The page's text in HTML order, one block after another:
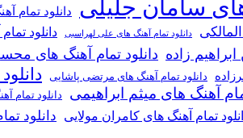
سامان جلیلی دانلود تمام
دانلود تمام آهنگ های علی لهراسبی دانلود
زاده دانلود تمام آهنگ های
دانلود تمام آهنگ های مرتضی پاشایی
آهنگ های میثم ابراهیمی دانلود تمام
تمام آهنگ های کامران مولایی دانلود